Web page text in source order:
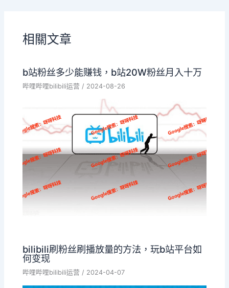
相關文章
b站粉丝多少能赚钱，b站20W粉丝月入十万
哔哩哔哩bilibili运营 / 2024-08-26
bilibili刷粉丝刷播放量的方法，玩b站平台如
何变现
哔哩哔哩bilibili运营 / 2024-04-07